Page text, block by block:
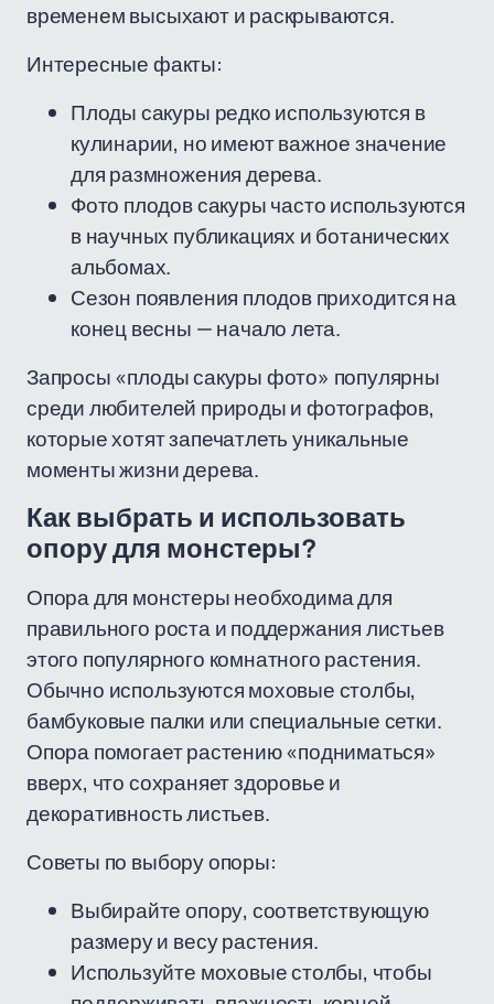
временем высыхают и раскрываются.
Интересные факты:
Плоды сакуры редко используются в
кулинарии, но имеют важное значение
для размножения дерева.
Фото плодов сакуры часто используются
в научных публикациях и ботанических
альбомах.
Сезон появления плодов приходится на
конец весны — начало лета.
Запросы «плоды сакуры фото» популярны
среди любителей природы и фотографов,
которые хотят запечатлеть уникальные
моменты жизни дерева.
Как выбрать и использовать
опору для монстеры?
Опора для монстеры необходима для
правильного роста и поддержания листьев
этого популярного комнатного растения.
Обычно используются моховые столбы,
бамбуковые палки или специальные сетки.
Опора помогает растению «подниматься»
вверх, что сохраняет здоровье и
декоративность листьев.
Советы по выбору опоры:
Выбирайте опору, соответствующую
размеру и весу растения.
Используйте моховые столбы, чтобы